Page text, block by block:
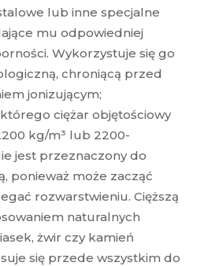
lub inne specjalne
mu odpowiedniej
Wykorzystuje się go
chroniącą przed
jonizującym;
ciężar objętościowy
kg/m³ lub 2200-
jest przeznaczony do
ponieważ może zacząć
rozwarstwieniu. Cięższą
naturalnych
żwir czy kamień
się przede wszystkim do